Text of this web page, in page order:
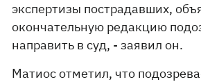
экспертизы пострадавших,
окончательную редакцию
направить в суд, - заявил он.
Матиос отметил, что